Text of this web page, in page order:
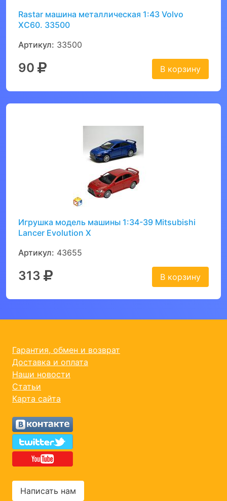
Rastar машина металлическая 1:43 Volvo
XC60. 33500
Артикул: 33500
90 В корзину
Игрушка модель машины 1:34-39 Mitsubishi
Lancer Evolution X
Артикул: 43655
313 В корзину
Гарантия, обмен и возврат
Доставка и оплата
Наши новости
Статьи
Карта сайта
Написать нам